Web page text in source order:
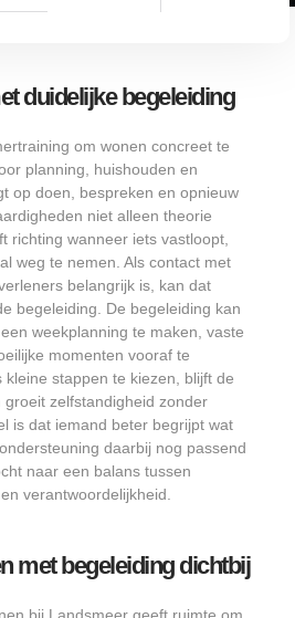
duidelijke begeleiding
om wonen concreet te
planning, huishouden en
op doen, bespreken en opnieuw
niet alleen theorie
richting wanneer iets vastloopt,
weg te nemen. Als contact met
belangrijk is, kan dat
begeleiding. De begeleiding kan
weekplanning te maken, vaste
momenten vooraf te
stappen te kiezen, blijft de
zelfstandigheid zonder
is dat iemand beter begrijpt wat
daarbij nog passend
naar een balans tussen
verantwoordelijkheid.
met begeleiding dichtbij